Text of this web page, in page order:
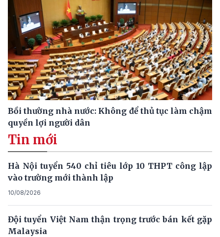
Bồi thường nhà nước: Không để thủ tục làm chậm
quyền lợi người dân
Tin mới
Hà Nội tuyển 540 chỉ tiêu lớp 10 THPT công lập
vào trường mới thành lập
10/08/2026
Đội tuyển Việt Nam thận trọng trước bán kết gặp
Malaysia